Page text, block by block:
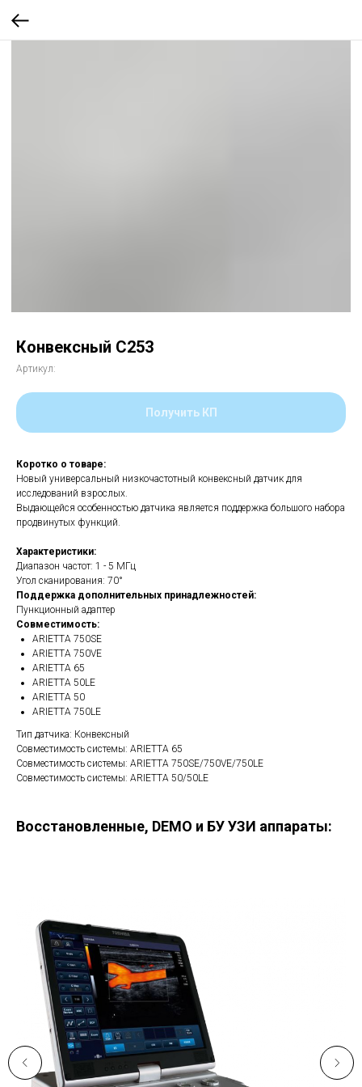
Конвексный C253
Артикул:
Получить КП
Коротко о товаре:
Новый универсальный низкочастотный конвексный датчик для
исследований взрослых.
Выдающейся особенностью датчика является поддержка большого набора
продвинутых функций.
Характеристики:
Диапазон частот: 1 - 5 МГц
Угол сканирования: 70°
Поддержка дополнительных принадлежностей:
Пункционный адаптер
Совместимость:
ARIETTA 750SE
ARIETTA 750VE
ARIETTA 65
ARIETTA 50LE
ARIETTA 50
ARIETTA 750LE
Тип датчика: Конвексный
Совместимость системы: ARIETTA 65
Совместимость системы: ARIETTA 750SE/750VE/750LE
Совместимость системы: ARIETTA 50/50LE
Восстановленные, DEMO и БУ УЗИ аппараты: